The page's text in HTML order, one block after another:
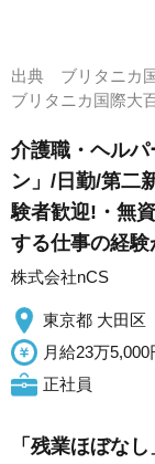
出典 ブリタニカ
ブリタニカ国際
介護職・ヘル
ン」/日勤/第二
験者歓迎!・無
する仕事の経
株式会社nCS
東京都 大田区
月給23万5,000
正社員
「残業ほぼな